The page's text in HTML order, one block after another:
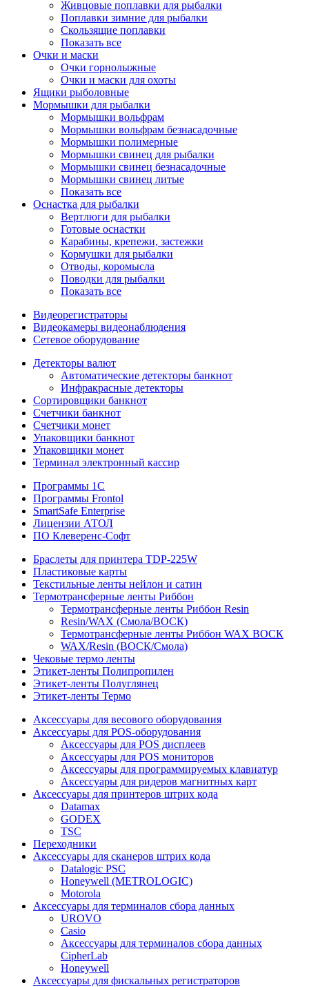
Живцовые поплавки для рыбалки
Поплавки зимние для рыбалки
Скользящие поплавки
Показать все
Очки и маски
Очки горнолыжные
Очки и маски для охоты
Ящики рыболовные
Мормышки для рыбалки
Мормышки вольфрам
Мормышки вольфрам безнасадочные
Мормышки полимерные
Мормышки свинец для рыбалки
Мормышки свинец безнасадочные
Мормышки свинец литые
Показать все
Оснастка для рыбалки
Вертлюги для рыбалки
Готовые оснастки
Карабины, крепежи, застежки
Кормушки для рыбалки
Отводы, коромысла
Поводки для рыбалки
Показать все
Видеорегистраторы
Видеокамеры видеонаблюдения
Сетевое оборудование
Детекторы валют
Автоматические детекторы банкнот
Инфракрасные детекторы
Сортировщики банкнот
Счетчики банкнот
Счетчики монет
Упаковщики банкнот
Упаковщики монет
Терминал электронный кассир
Программы 1C
Программы Frontol
SmartSafe Enterprise
Лицензии АТОЛ
ПО Клеверенс-Софт
Браслеты для принтера TDP-225W
Пластиковые карты
Текстильные ленты нейлон и сатин
Термотрансферные ленты Риббон
Термотрансферные ленты Риббон Resin
Resin/WAX (Смола/ВОСК)
Термотрансферные ленты Риббон WAX ВОСК
WAX/Resin (ВОСК/Смола)
Чековые термо ленты
Этикет-ленты Полипропилен
Этикет-ленты Полуглянец
Этикет-ленты Термо
Аксессуары для весового оборудования
Аксессуары для POS-оборудования
Аксессуары для POS дисплеев
Аксессуары для POS мониторов
Аксессуары для программируемых клавиатур
Аксессуары для ридеров магнитных карт
Аксессуары для принтеров штрих кода
Datamax
GODEX
TSC
Переходники
Аксессуары для сканеров штрих кода
Datalogic PSC
Honeywell (METROLOGIC)
Motorola
Аксессуары для терминалов сбора данных
UROVO
Casio
Аксессуары для терминалов сбора данных
CipherLab
Honeywell
Аксессуары для фискальных регистраторов